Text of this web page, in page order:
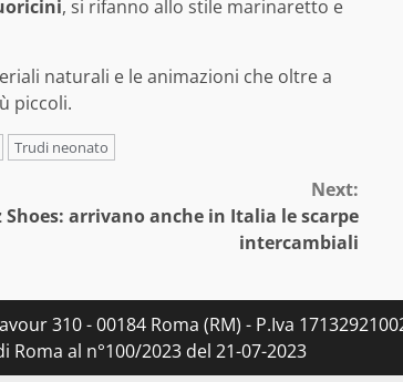
, si rifanno allo stile marinaretto e
naturali e le animazioni che oltre a
piccoli.
Trudi neonato
Next:
Shoes: arrivano anche in Italia le scarpe
intercambiali
310 - 00184 Roma (RM) - P.Iva
Roma al n°100/2023 del 21-07-2023